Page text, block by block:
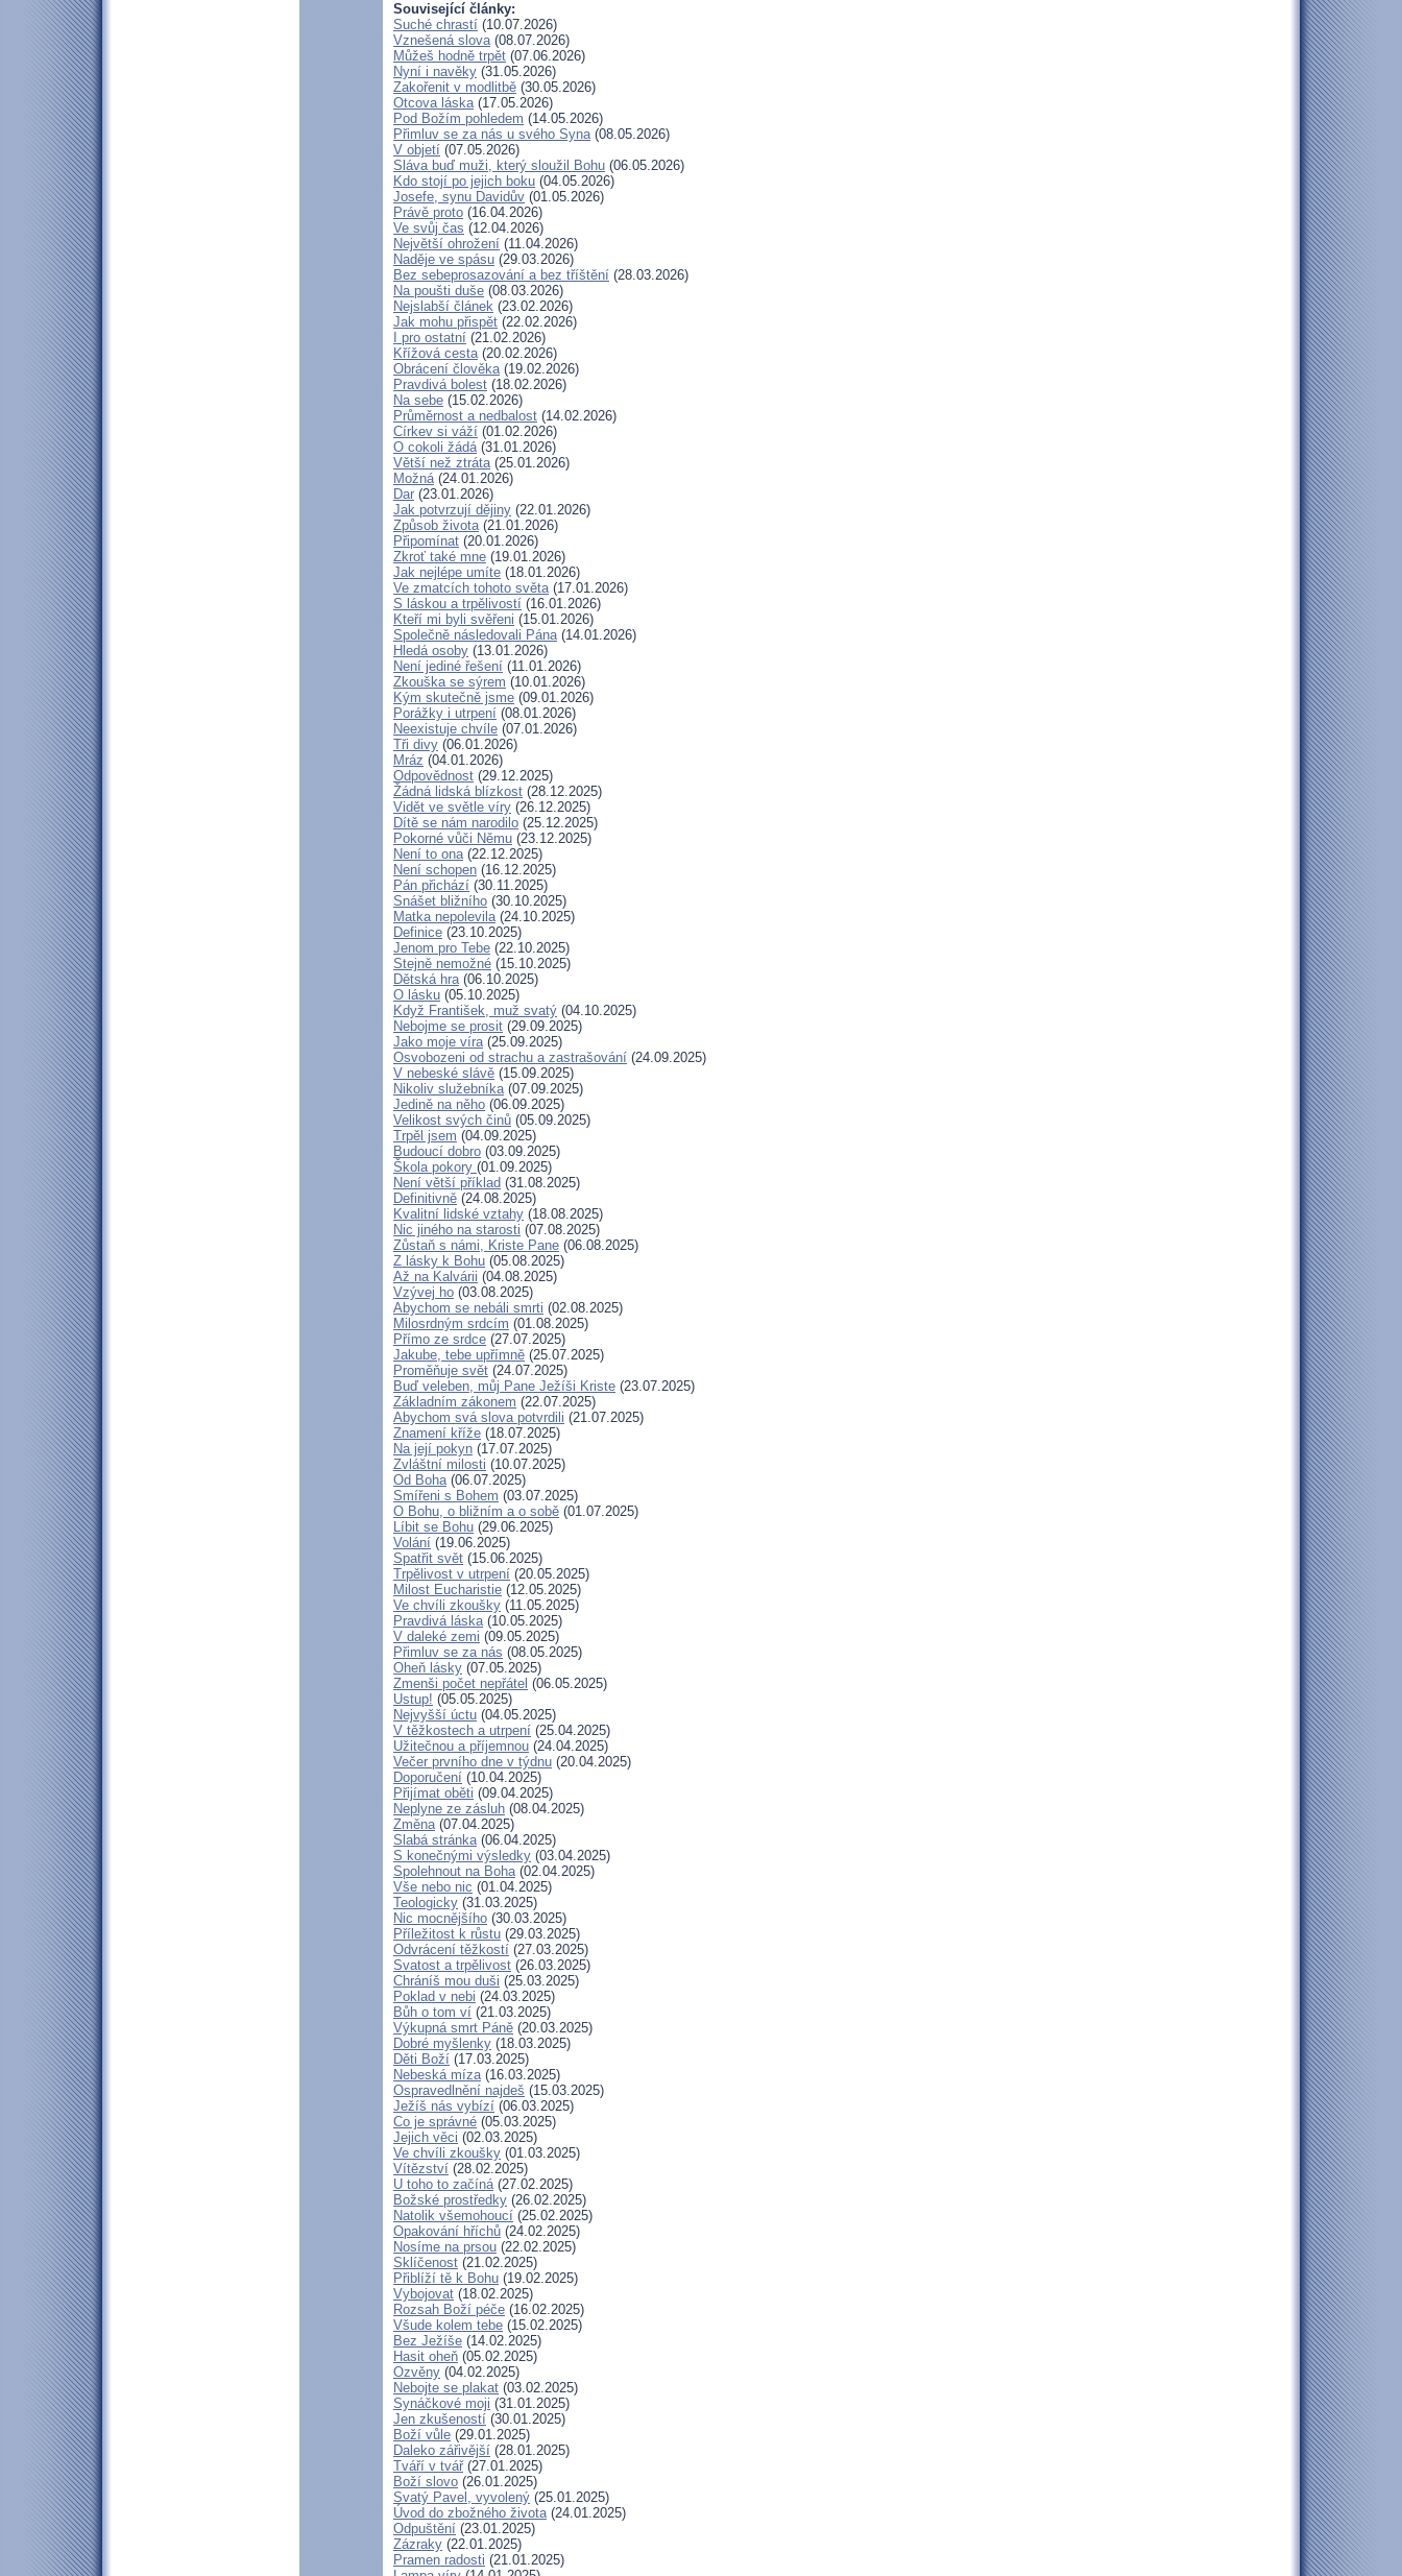
Související články:
Suché chrastí (10.07.2026)
Vznešená slova(08.07.2026)
Můžeš hodně trpět (07.06.2026)
Nyní i navěky (31.05.2026)
Zakořenit v modlitbě (30.05.2026)
Otcova láska(17.05.2026)
Pod Božím pohledem (14.05.2026)
Přimluv se za nás u svého Syna(08.05.2026)
V objetí (07.05.2026)
Sláva buď muži, který sloužil Bohu (06.05.2026)
Kdo stojí po jejich boku (04.05.2026)
Josefe, synu Davidův (01.05.2026)
Právě proto (16.04.2026)
Ve svůj čas (12.04.2026)
Největší ohrožení (11.04.2026)
Naděje ve spásu (29.03.2026)
Bez sebeprosazování a bez tříštění (28.03.2026)
Na poušti duše (08.03.2026)
Nejslabší článek (23.02.2026)
Jak mohu přispět (22.02.2026)
I pro ostatní (21.02.2026)
Křížová cesta(20.02.2026)
Obrácení člověka(19.02.2026)
Pravdivá bolest (18.02.2026)
Na sebe (15.02.2026)
Průměrnost a nedbalost (14.02.2026)
Církev si váží (01.02.2026)
O cokoli žádá(31.01.2026)
Větší než ztráta(25.01.2026)
Možná(24.01.2026)
Dar (23.01.2026)
Jak potvrzují dějiny (22.01.2026)
Způsob života(21.01.2026)
Připomínat (20.01.2026)
Zkroť také mne (19.01.2026)
Jak nejlépe umíte (18.01.2026)
Ve zmatcích tohoto světa(17.01.2026)
S láskou a trpělivostí (16.01.2026)
Kteří mi byli svěřeni (15.01.2026)
Společně následovali Pána(14.01.2026)
Hledá osoby (13.01.2026)
Není jediné řešení (11.01.2026)
Zkouška se sýrem (10.01.2026)
Kým skutečně jsme (09.01.2026)
Porážky i utrpení (08.01.2026)
Neexistuje chvíle (07.01.2026)
Tři divy (06.01.2026)
Mráz (04.01.2026)
Odpovědnost (29.12.2025)
Žádná lidská blízkost (28.12.2025)
Vidět ve světle víry (26.12.2025)
Dítě se nám narodilo (25.12.2025)
Pokorné vůči Němu (23.12.2025)
Není to ona(22.12.2025)
Není schopen (16.12.2025)
Pán přichází (30.11.2025)
Snášet bližního (30.10.2025)
Matka nepolevila(24.10.2025)
Definice (23.10.2025)
Jenom pro Tebe (22.10.2025)
Stejně nemožné (15.10.2025)
Dětská hra(06.10.2025)
O lásku (05.10.2025)
Když František, muž svatý (04.10.2025)
Nebojme se prosit (29.09.2025)
Jako moje víra(25.09.2025)
Osvobozeni od strachu a zastrašování (24.09.2025)
V nebeské slávě (15.09.2025)
Nikoliv služebníka(07.09.2025)
Jedině na něho (06.09.2025)
Velikost svých činů (05.09.2025)
Trpěl jsem (04.09.2025)
Budoucí dobro (03.09.2025)
Škola pokory (01.09.2025)
Není větší příklad (31.08.2025)
Definitivně (24.08.2025)
Kvalitní lidské vztahy (18.08.2025)
Nic jiného na starosti (07.08.2025)
Zůstaň s námi, Kriste Pane (06.08.2025)
Z lásky k Bohu (05.08.2025)
Až na Kalvárii (04.08.2025)
Vzývej ho (03.08.2025)
Abychom se nebáli smrti (02.08.2025)
Milosrdným srdcím (01.08.2025)
Přímo ze srdce (27.07.2025)
Jakube, tebe upřímně (25.07.2025)
Proměňuje svět (24.07.2025)
Buď veleben, můj Pane Ježíši Kriste (23.07.2025)
Základním zákonem (22.07.2025)
Abychom svá slova potvrdili (21.07.2025)
Znamení kříže (18.07.2025)
Na její pokyn (17.07.2025)
Zvláštní milosti (10.07.2025)
Od Boha(06.07.2025)
Smířeni s Bohem (03.07.2025)
O Bohu, o bližním a o sobě (01.07.2025)
Líbit se Bohu (29.06.2025)
Volání (19.06.2025)
Spatřit svět (15.06.2025)
Trpělivost v utrpení (20.05.2025)
Milost Eucharistie (12.05.2025)
Ve chvíli zkoušky (11.05.2025)
Pravdivá láska(10.05.2025)
V daleké zemi (09.05.2025)
Přimluv se za nás (08.05.2025)
Oheň lásky (07.05.2025)
Zmenši počet nepřátel (06.05.2025)
Ustup! (05.05.2025)
Nejvyšší úctu (04.05.2025)
V těžkostech a utrpení (25.04.2025)
Užitečnou a příjemnou (24.04.2025)
Večer prvního dne v týdnu (20.04.2025)
Doporučení (10.04.2025)
Přijímat oběti (09.04.2025)
Neplyne ze zásluh (08.04.2025)
Změna(07.04.2025)
Slabá stránka(06.04.2025)
S konečnými výsledky (03.04.2025)
Spolehnout na Boha(02.04.2025)
Vše nebo nic (01.04.2025)
Teologicky (31.03.2025)
Nic mocnějšího (30.03.2025)
Příležitost k růstu (29.03.2025)
Odvrácení těžkostí (27.03.2025)
Svatost a trpělivost (26.03.2025)
Chráníš mou duši (25.03.2025)
Poklad v nebi (24.03.2025)
Bůh o tom ví (21.03.2025)
Výkupná smrt Páně (20.03.2025)
Dobré myšlenky (18.03.2025)
Děti Boží (17.03.2025)
Nebeská míza(16.03.2025)
Ospravedlnění najdeš (15.03.2025)
Ježíš nás vybízí (06.03.2025)
Co je správné (05.03.2025)
Jejich věci (02.03.2025)
Ve chvíli zkoušky (01.03.2025)
Vítězství (28.02.2025)
U toho to začíná(27.02.2025)
Božské prostředky (26.02.2025)
Natolik všemohoucí (25.02.2025)
Opakování hříchů (24.02.2025)
Nosíme na prsou (22.02.2025)
Sklíčenost (21.02.2025)
Přiblíží tě k Bohu (19.02.2025)
Vybojovat (18.02.2025)
Rozsah Boží péče (16.02.2025)
Všude kolem tebe (15.02.2025)
Bez Ježíše (14.02.2025)
Hasit oheň (05.02.2025)
Ozvěny (04.02.2025)
Nebojte se plakat (03.02.2025)
Synáčkové moji (31.01.2025)
Jen zkušeností (30.01.2025)
Boží vůle (29.01.2025)
Daleko zářivější (28.01.2025)
Tváří v tvář(27.01.2025)
Boží slovo (26.01.2025)
Svatý Pavel, vyvolený (25.01.2025)
Úvod do zbožného života(24.01.2025)
Odpuštění (23.01.2025)
Zázraky (22.01.2025)
Pramen radosti (21.01.2025)